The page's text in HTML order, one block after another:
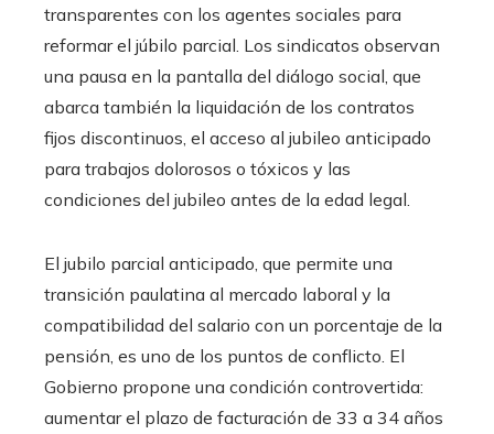
transparentes con los agentes sociales para
reformar el júbilo parcial. Los sindicatos observan
una pausa en la pantalla del diálogo social, que
abarca también la liquidación de los contratos
fijos discontinuos, el acceso al jubileo anticipado
para trabajos dolorosos o tóxicos y las
condiciones del jubileo antes de la edad legal.
El jubilo parcial anticipado, que permite una
transición paulatina al mercado laboral y la
compatibilidad del salario con un porcentaje de la
pensión, es uno de los puntos de conflicto. El
Gobierno propone una condición controvertida:
aumentar el plazo de facturación de 33 a 34 años